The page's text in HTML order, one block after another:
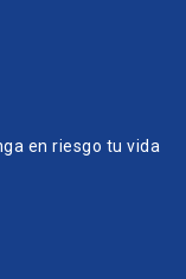
en riesgo tu vida